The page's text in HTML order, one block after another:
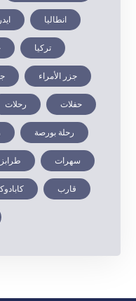
انطاليا ايدر
تركيا
جزر الأمراء
حفلات رحلات
رحلة بورصة
سهرات
قارب